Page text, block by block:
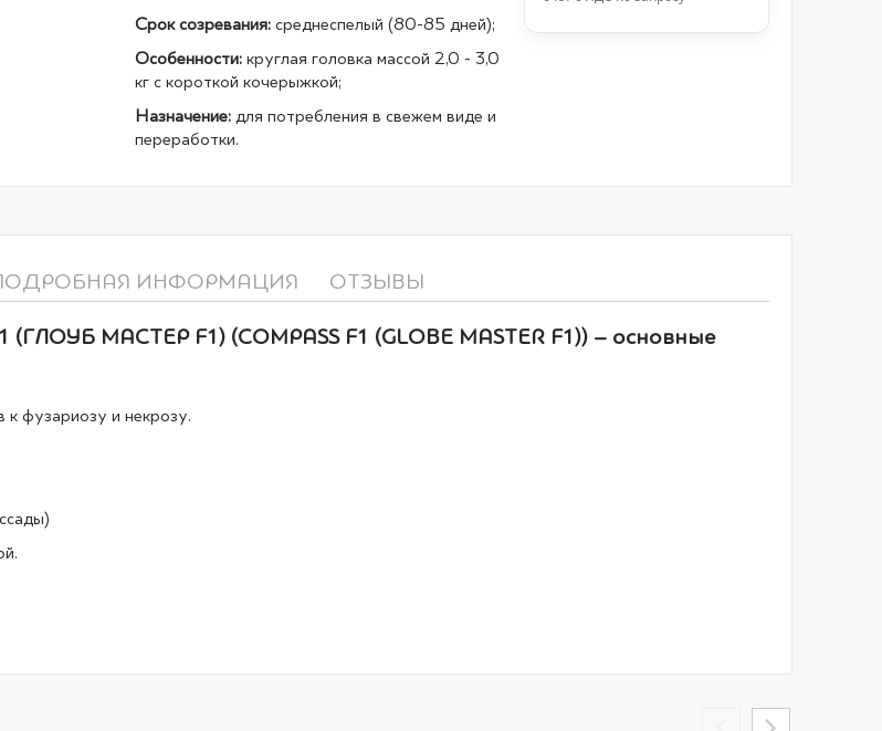
Срок созревания:среднеспелый (80-85 дней);
Особенности:круглая головка массой 2,0 - 3,0
кг с короткой кочерыжкой;
Назначение:для потребления в свежем виде и
переработки.
МАСТЕР F1) (COMPASS F1 (GLOBE MASTER F1)) – основные
к фузариозу и некрозу.
ИНФОРМАЦИЯ ОТЗЫВЫ